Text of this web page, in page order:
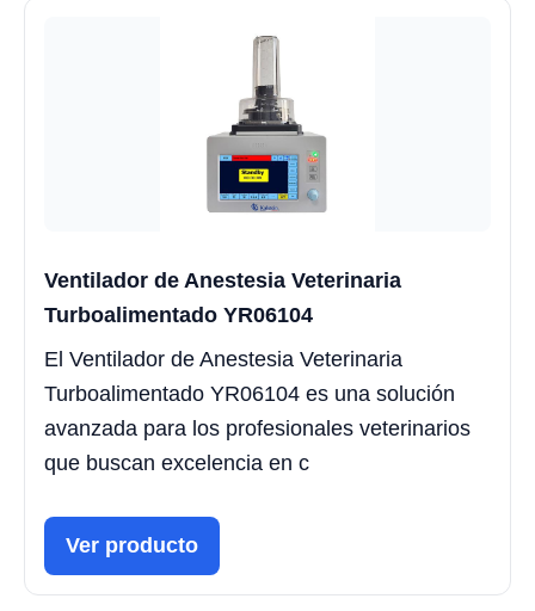
Ventilador de Anestesia Veterinaria
Turboalimentado YR06104
El Ventilador de Anestesia Veterinaria
Turboalimentado YR06104 es una solución
avanzada para los profesionales veterinarios
que buscan excelencia en c
Ver producto